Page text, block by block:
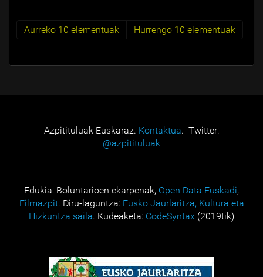
Aurreko 10 elementuak Hurrengo 10 elementuak
Azpitituluak Euskaraz. Kontaktua. Twitter:
@azpitituluak
Edukia: Boluntarioen ekarpenak, Open Data Euskadi,
Filmazpit. Diru-laguntza: Eusko Jaurlaritza, Kultura eta
Hizkuntza saila. Kudeaketa: CodeSyntax (2019tik)